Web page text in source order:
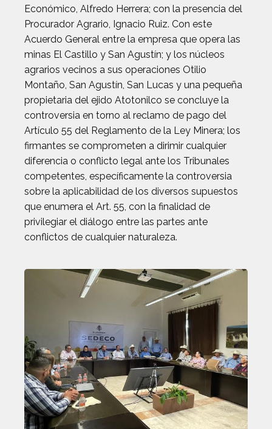
Económico, Alfredo Herrera; con la presencia del
Procurador Agrario, Ignacio Ruiz. Con este
Acuerdo General entre la empresa que opera las
minas El Castillo y San Agustín; y los núcleos
agrarios vecinos a sus operaciones Otilio
Montaño, San Agustín, San Lucas y una pequeña
propietaria del ejido Atotonilco se concluye la
controversia en torno al reclamo de pago del
Artículo 55 del Reglamento de la Ley Minera; los
firmantes se comprometen a dirimir cualquier
diferencia o conflicto legal ante los Tribunales
competentes, específicamente la controversia
sobre la aplicabilidad de los diversos supuestos
que enumera el Art. 55, con la finalidad de
privilegiar el diálogo entre las partes ante
conflictos de cualquier naturaleza.